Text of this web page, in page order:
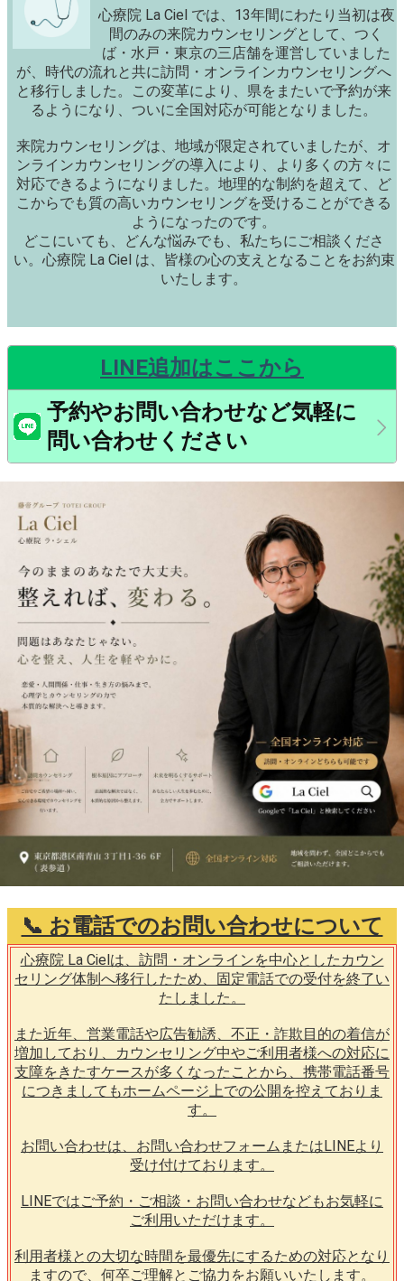
心療院 La Ciel では、13年間にわたり当初は夜
間のみの来院カウンセリングとして、つく
ば・水戸・東京の三店舗を運営していました
が、時代の流れと共に訪問・オンラインカウンセリングへ
と移行しました。この変革により、県をまたいで予約が来
るようになり、ついに全国対応が可能となりました。
来院カウンセリングは、地域が限定されていましたが、オ
ンラインカウンセリングの導入により、より多くの方々に
対応できるようになりました。地理的な制約を超えて、ど
こからでも質の高いカウンセリングを受けることができる
ようになったのです。
どこにいても、どんな悩みでも、私たちにご相談くださ
い。心療院 La Ciel は、皆様の心の支えとなることをお約束
いたします。
LINE追加はここから
予約やお問い合わせなど気軽に
問い合わせください
📞 お電話でのお問い合わせについて
心療院 La Cielは、訪問・オンラインを中心としたカウン
セリング体制へ移行したため、固定電話での受付を終了い
たしました。
また近年、営業電話や広告勧誘、不正・詐欺目的の着信が
増加しており、カウンセリング中やご利用者様への対応に
支障をきたすケースが多くなったことから、携帯電話番号
につきましてもホームページ上での公開を控えておりま
す。
お問い合わせは、お問い合わせフォームまたはLINEより
受け付けております。
LINEではご予約・ご相談・お問い合わせなどもお気軽に
ご利用いただけます。
利用者様との大切な時間を最優先にするための対応となり
ますので、何卒ご理解とご協力をお願いいたします。